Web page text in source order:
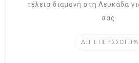
τέλεια διαμονή στη Λευκάδα
σας.
ΔΕΙΤΕ ΠΕΡΙΣΣΟΤΕΡΑ